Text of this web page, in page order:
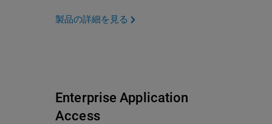
製品の詳細を見る
Enterprise Application
Access